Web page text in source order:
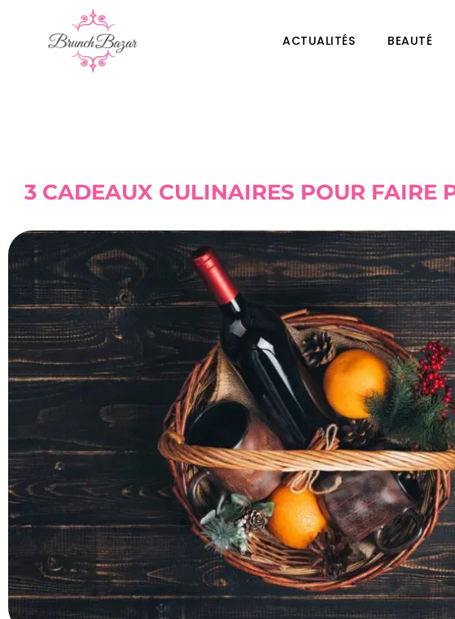
ACTUALITÉS BEAUTÉ
3 CADEAUX CULINAIRES POUR FAIRE